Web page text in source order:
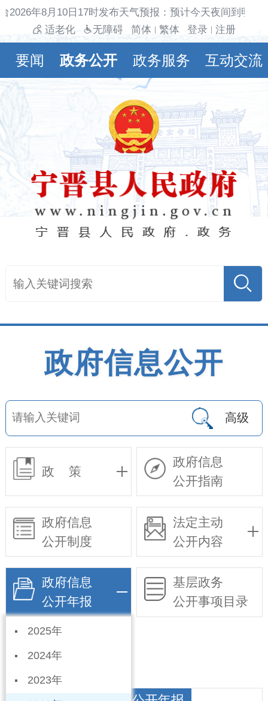
2026年8月10日17时发布天气预报：预计今天夜间到明
适老化
无障碍 简体 繁体 登录 注册
要闻 政务公开 政务服务 互动交流
政府信息公开
高级
政 策
政府信息
公开指南
政府信息
公开制度
法定主动
公开内容
政府信息
公开年报
2025年
2024年
2023年
基层政务
公开事项目录
依申请公开